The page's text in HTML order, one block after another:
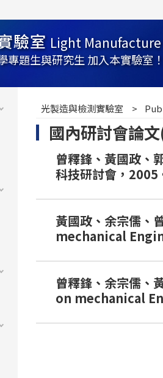
驗室 Light
專題生與研究生 加入本實驗室！
光製造與檢測實驗室
國內研討會論
曾釋鋒、黃國政、
科技研討會，2005
黃國政、余宗儒、
mechanical
曾釋鋒、余宗儒、
on mechanical